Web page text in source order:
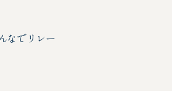
なでリレー